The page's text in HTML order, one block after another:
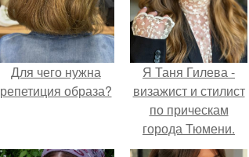
Для чего нужна
репетиция образа?
Я Таня Гилева -
визажист и стилист
по прическам
города Тюмени.